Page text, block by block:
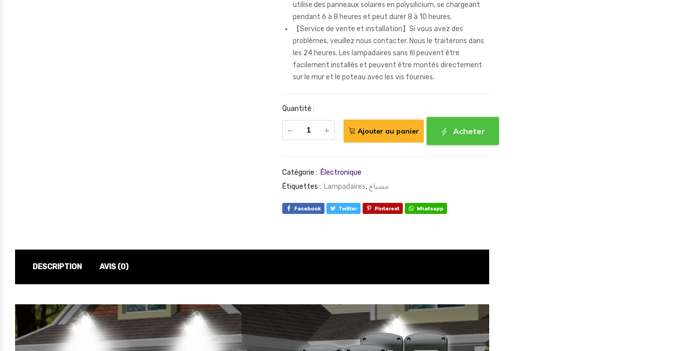
utilise des panneaux solaires en polysilicium, se chargeant
pendant 6 à 8 heures et peut durer 8 à 10 heures.
【Service de vente et installation】Si vous avez des
problèmes, veuillez nous contacter. Nous le traiterons dans
les 24 heures. Les lampadaires sans fil peuvent être
facilement installés et peuvent être montés directement
sur le mur et le poteau avec les vis fournies.
Quantité :
Acheter
Ajouter au panier
Catégorie : Électronique
Étiquettes : Lampadaires, مصباح
Facebook Twitter Pinterest Whatsapp
DESCRIPTION AVIS (0)